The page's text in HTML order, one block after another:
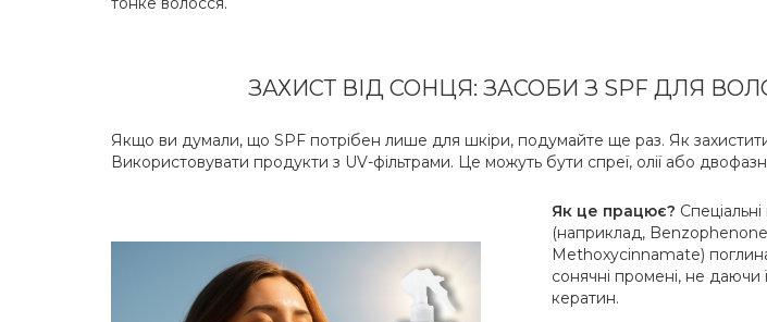
ЗАХИСТ ВІД СОНЦЯ: ЗАСОБИ З SPF ДЛЯ
Якщо ви думали, що SPF потрібен лише для шкіри, подумайте ще раз. Як
Використовувати продукти з UV-фільтрами. Це можуть бути спреї, олії або
Як це працює?
(наприклад,
Methoxycinnamate)
сонячні промені, не даючи
кератин.